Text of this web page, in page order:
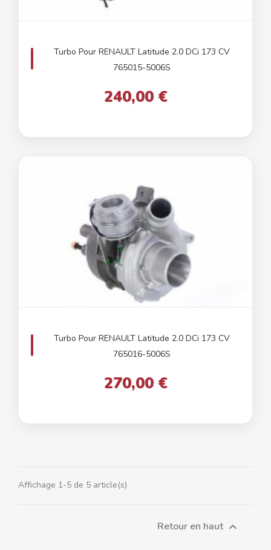
Turbo Pour RENAULT Latitude 2.0 DCi 173 CV
765015-5006S
240,00 €
Turbo Pour RENAULT Latitude 2.0 DCi 173 CV
765016-5006S
270,00 €
Affichage 1-5 de 5 article(s)
Retour en haut 